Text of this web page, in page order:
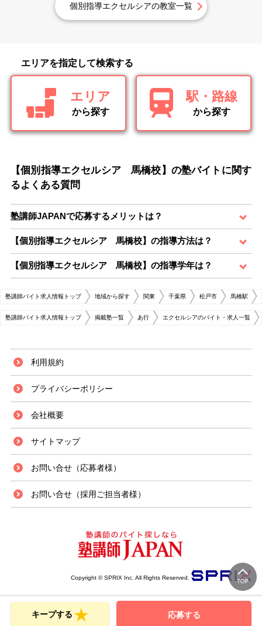
個別指導エクセルシアの教室一覧
エリアを指定して検索する
エリア
から探す
駅・路線
から探す
【個別指導エクセルシア 馬橋校】の塾バイトに関す
るよくある質問
塾講師JAPANで応募するメリットは？
【個別指導エクセルシア 馬橋校】の指導方法は？
【個別指導エクセルシア 馬橋校】の指導学年は？
塾講師バイト求人情報トップ 地域から探す 関東 千葉県 松戸市 馬橋駅
塾講師バイト求人情報トップ 掲載塾一覧 あ行 エクセルシアのバイト・求人一覧
キープする 応募する
利用規約
プライバシーポリシー
会社概要
サイトマップ
お問い合せ（応募者様）
お問い合せ（採用ご担当者様）
Copyright © SPRIX Inc. All Rights Reserved.